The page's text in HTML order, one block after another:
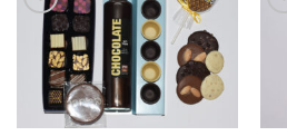
Add to
wishlist